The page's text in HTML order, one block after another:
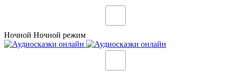
Ночной Ночной режим